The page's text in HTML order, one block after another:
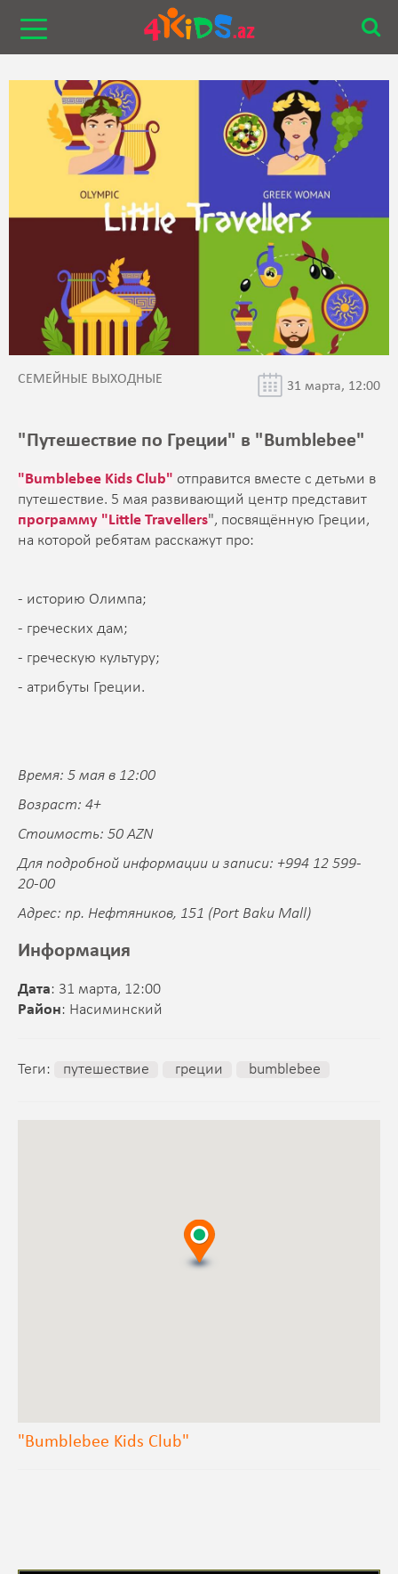
СЕМЕЙНЫЕ ВЫХОДНЫЕ 31 марта, 12:00
"Путешествие по Греции" в "Bumblebee"
"Bumblebee Kids Club" отправится вместе с детьми в
путешествие. 5 мая развивающий центр представит
программу "Little Travellers", посвящённую Греции,
на которой ребятам расскажут про:
- историю Олимпа;
- греческих дам;
- греческую культуру;
- атрибуты Греции.
Время: 5 мая в 12:00
Возраст: 4+
Стоимость: 50 AZN
Для подробной информации и записи: +994 12 599-
20-00
Адрес: пр. Нефтяников, 151 (Port Baku Mall)
Информация
Дата: 31 марта, 12:00
Район: Насиминский
Теги: путешествие греции bumblebee
"Bumblebee Kids Club"